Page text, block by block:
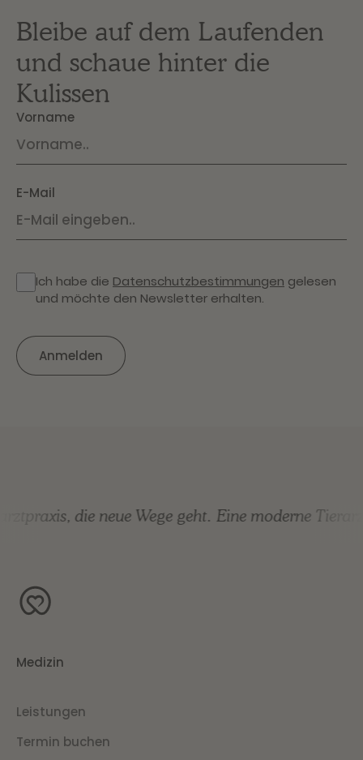
Bleibe auf dem Laufenden
und schaue hinter die
Kulissen
Vorname
E-Mail
Ich habe die Datenschutzbestimmungen gelesen
und möchte den Newsletter erhalten.
die neue Wege geht. Eine moderne
Medizin
Leistungen
Termin buchen